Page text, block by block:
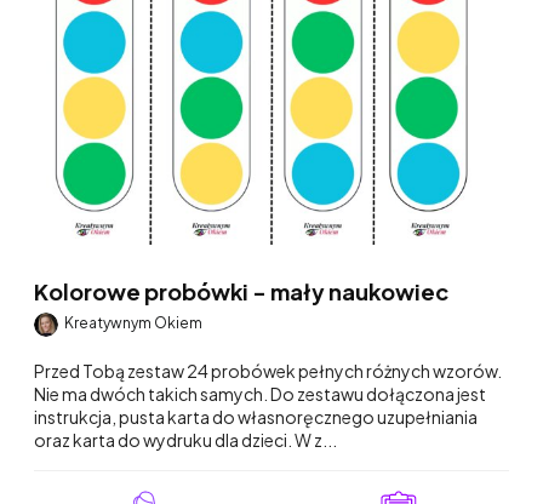
Kolorowe probówki - mały naukowiec
Kreatywnym Okiem
Przed Tobą zestaw 24 probówek pełnych różnych wzorów.
Nie ma dwóch takich samych. Do zestawu dołączona jest
instrukcja, pusta karta do własnoręcznego uzupełniania
oraz karta do wydruku dla dzieci. W z...